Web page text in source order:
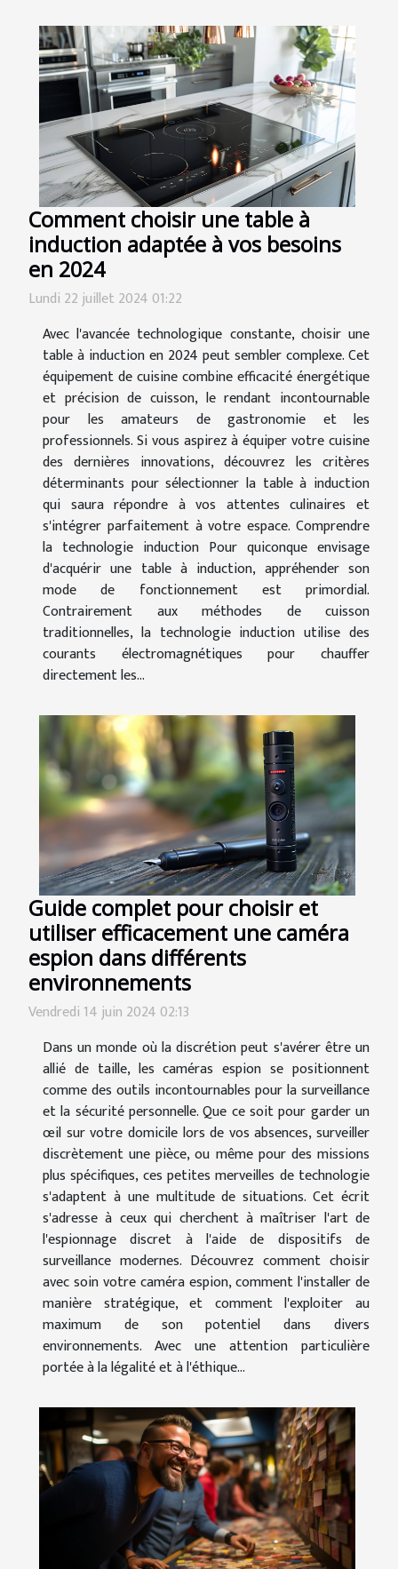
Comment choisir une table à
induction adaptée à vos besoins
en 2024
Lundi 22 juillet 2024 01:22
Avec l'avancée technologique constante, choisir une
table à induction en 2024 peut sembler complexe. Cet
équipement de cuisine combine efficacité énergétique
et précision de cuisson, le rendant incontournable
pour les amateurs de gastronomie et les
professionnels. Si vous aspirez à équiper votre cuisine
des dernières innovations, découvrez les critères
déterminants pour sélectionner la table à induction
qui saura répondre à vos attentes culinaires et
s'intégrer parfaitement à votre espace. Comprendre
la technologie induction Pour quiconque envisage
d'acquérir une table à induction, appréhender son
mode de fonctionnement est primordial.
Contrairement aux méthodes de cuisson
traditionnelles, la technologie induction utilise des
courants électromagnétiques pour chauffer
directement les...
Guide complet pour choisir et
utiliser efficacement une caméra
espion dans différents
environnements
Vendredi 14 juin 2024 02:13
Dans un monde où la discrétion peut s'avérer être un
allié de taille, les caméras espion se positionnent
comme des outils incontournables pour la surveillance
et la sécurité personnelle. Que ce soit pour garder un
œil sur votre domicile lors de vos absences, surveiller
discrètement une pièce, ou même pour des missions
plus spécifiques, ces petites merveilles de technologie
s'adaptent à une multitude de situations. Cet écrit
s'adresse à ceux qui cherchent à maîtriser l'art de
l'espionnage discret à l'aide de dispositifs de
surveillance modernes. Découvrez comment choisir
avec soin votre caméra espion, comment l'installer de
manière stratégique, et comment l'exploiter au
maximum de son potentiel dans divers
environnements. Avec une attention particulière
portée à la légalité et à l'éthique...